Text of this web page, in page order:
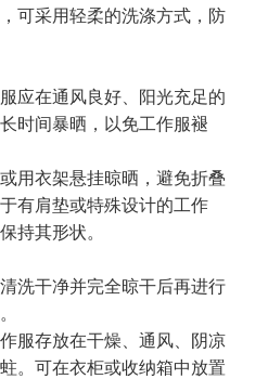
可采用轻柔的洗涤方式，防
应在通风良好、阳光充足的
时间暴晒，以免工作服褪
用衣架悬挂晾晒，避免折叠
有肩垫或特殊设计的工作
持其形状。
洗干净并完全晾干后再进行
服存放在干燥、通风、阴凉
。可在衣柜或收纳箱中放置